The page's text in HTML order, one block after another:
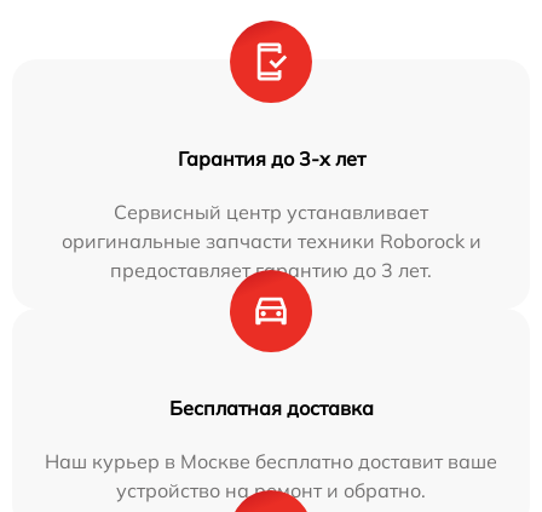
Гарантия до 3-х лет
Сервисный центр устанавливает
оригинальные запчасти техники Roborock и
предоставляет гарантию до 3 лет.
Бесплатная доставка
Наш курьер в Москве бесплатно доставит ваше
устройство на ремонт и обратно.